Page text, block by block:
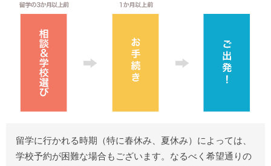
留学に行かれる時期（特に春休み、夏休み）によっては、
学校予約が困難な場合もございます。なるべく希望通りの